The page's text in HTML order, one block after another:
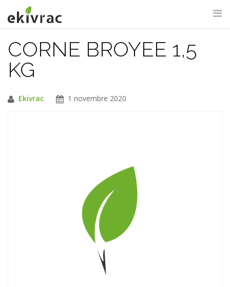
au
contenu
RECHERCHE DU SITE
CORNE BROYEE 1,5
KG
Ekivrac 1 novembre 2020